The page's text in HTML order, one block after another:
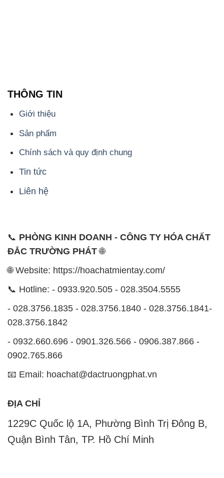
THÔNG TIN
Giới thiệu
Sản phẩm
Chính sách và quy định chung
Tin tức
Liên hệ
📞 PHÒNG KINH DOANH - CÔNG TY HÓA CHẤT
ĐẮC TRƯỜNG PHÁT🌐
🌐 Website: https://hoachatmientay.com/
📞 Hotline: - 0933.920.505 - 028.3504.5555
- 028.3756.1835 - 028.3756.1840 - 028.3756.1841-
028.3756.1842
- 0932.660.696 - 0901.326.566 - 0906.387.866 -
0902.765.866
📧 Email: hoachat@dactruongphat.vn
ĐỊA CHỈ
1229C Quốc lộ 1A, Phường Bình Trị Đông B,
Quận Bình Tân, TP. Hồ Chí Minh